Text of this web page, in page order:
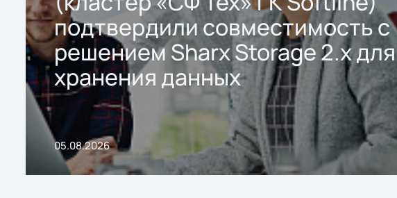
подтвердили совместимость с
решением Sharx Storage 2.x для
хранения данных
05.08.2026